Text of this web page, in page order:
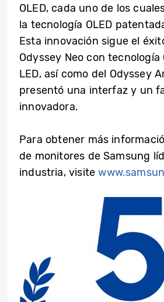
OLED, cada uno de los
la tecnología OLED
Esta innovación sigue el
Odyssey Neo con tecnología
LED, así como del Odyssey
presentó una interfaz y un
innovadora.
Para obtener más
de monitores de Samsung
industria, visite